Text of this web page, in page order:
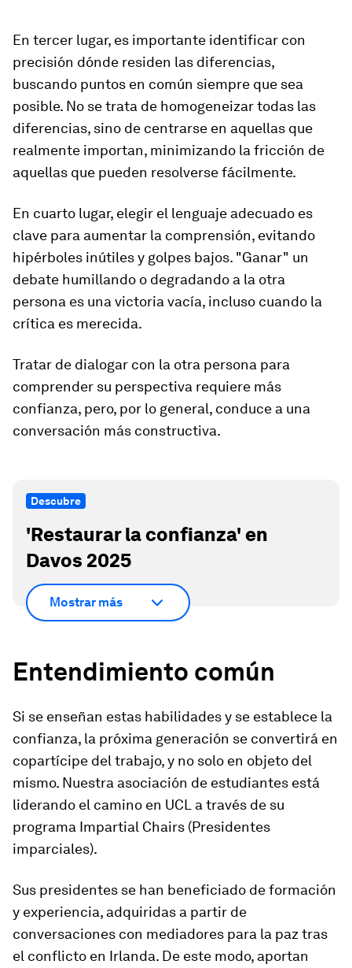
En tercer lugar, es importante identificar con
precisión dónde residen las diferencias,
buscando puntos en común siempre que sea
posible. No se trata de homogeneizar todas las
diferencias, sino de centrarse en aquellas que
realmente importan, minimizando la fricción de
aquellas que pueden resolverse fácilmente.
En cuarto lugar, elegir el lenguaje adecuado es
clave para aumentar la comprensión, evitando
hipérboles inútiles y golpes bajos. "Ganar" un
debate humillando o degradando a la otra
persona es una victoria vacía, incluso cuando la
crítica es merecida.
Tratar de dialogar con la otra persona para
comprender su perspectiva requiere más
confianza, pero, por lo general, conduce a una
conversación más constructiva.
Descubre
'Restaurar la confianza' en
Davos 2025
Mostrar más
Entendimiento común
Si se enseñan estas habilidades y se establece la
confianza, la próxima generación se convertirá en
copartícipe del trabajo, y no solo en objeto del
mismo. Nuestra asociación de estudiantes está
liderando el camino en UCL a través de su
programa Impartial Chairs (Presidentes
imparciales).
Sus presidentes se han beneficiado de formación
y experiencia, adquiridas a partir de
conversaciones con mediadores para la paz tras
el conflicto en Irlanda. De este modo, aportan